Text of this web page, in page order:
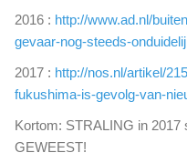
s
e
i
n
d
i
j
n
G
e
2016 : http://www.ad.nl/
gevaar-nog-steeds-
2017 : http://nos.nl/artikel/
fukushima-is-gevolg-van-
Kortom: STRALING in
GEWEEST!